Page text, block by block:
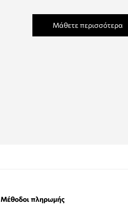
Μάθετε περισσότερα
Μέθοδοι πληρωμής